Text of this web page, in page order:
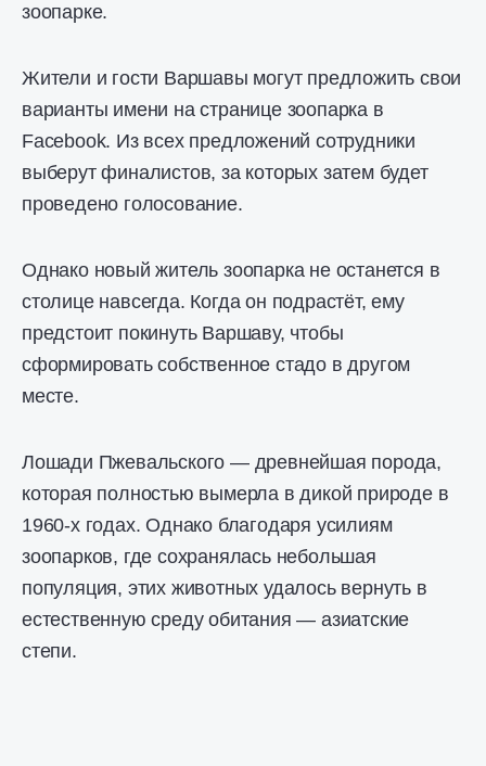
зоопарке.
Жители и гости Варшавы могут предложить свои
варианты имени на странице зоопарка в
Facebook. Из всех предложений сотрудники
выберут финалистов, за которых затем будет
проведено голосование.
Однако новый житель зоопарка не останется в
столице навсегда. Когда он подрастёт, ему
предстоит покинуть Варшаву, чтобы
сформировать собственное стадо в другом
месте.
Лошади Пжевальского — древнейшая порода,
которая полностью вымерла в дикой природе в
1960-х годах. Однако благодаря усилиям
зоопарков, где сохранялась небольшая
популяция, этих животных удалось вернуть в
естественную среду обитания — азиатские
степи.